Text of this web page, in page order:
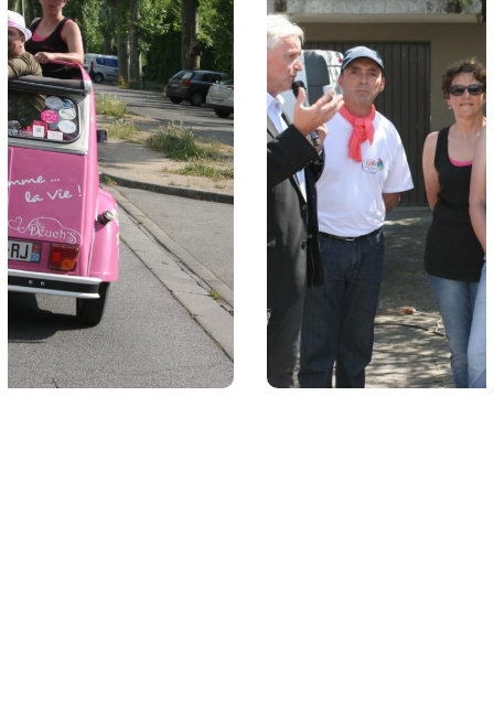
Contamine-Sur-Arve 3
##08 Contamine-Sur-Arve
#2016